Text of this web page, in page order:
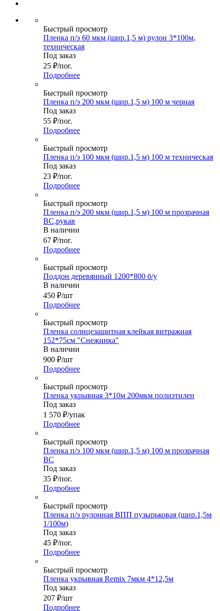
Быстрый просмотр
Пленка п/э 60 мкм (шир.1,5 м) рулон 3*100м,
техническая
Под заказ
25 ₽/пог.
Подробнее
Быстрый просмотр
Пленка п/э 200 мкм (шир.1,5 м) 100 м черная
Под заказ
55 ₽/пог.
Подробнее
Быстрый просмотр
Пленка п/э 100 мкм (шир.1,5 м) 100 м техническая
Под заказ
23 ₽/пог.
Подробнее
Быстрый просмотр
Пленка п/э 200 мкм (шир.1,5 м) 100 м прозрачная
ВС,рукав
В наличии
67 ₽/пог.
Подробнее
Быстрый просмотр
Поддон деревянный 1200*800 б/у
В наличии
450 ₽/шт
Подробнее
Быстрый просмотр
Пленка солнцезащитная клейкая витражная
152*75см "Снежинка"
В наличии
900 ₽/шт
Подробнее
Быстрый просмотр
Пленка укрывная 3*10м 200мкм полиэтилен
Под заказ
1 570 ₽/упак
Подробнее
Быстрый просмотр
Пленка п/э 100 мкм (шир.1,5 м) 100 м прозрачная
ВС
Под заказ
35 ₽/пог.
Подробнее
Быстрый просмотр
Пленка п/э рулонная ВПП пузырьковая (шир.1,5м
1/100м)
Под заказ
45 ₽/пог.
Подробнее
Быстрый просмотр
Пленка укрывная Remix 7мкм 4*12,5м
Под заказ
207 ₽/шт
Подробнее